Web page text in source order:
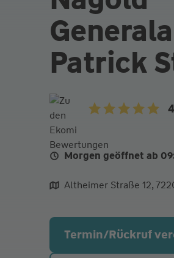
Patrick
Morgen geöffnet ab
Mo.
09:00 -
Mi.
09:00 -
Do.
09:00 -
Altheimer Straße 12,
Termin/Rückruf